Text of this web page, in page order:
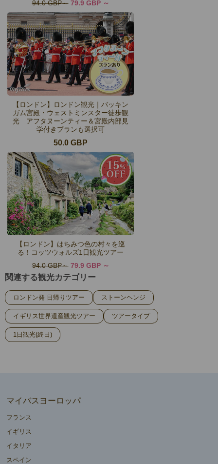
94.0 GBP
79.9 GBP
【ロンドン】ロンドン観光｜バッキン
ガム宮殿・ウェストミンスター徒歩観
光 アフタヌーンティー＆宮殿内部見
学付きプランも選択可
50.0 GBP
【ロンドン】はちみつ色の村々を巡
る！コッツウォルズ1日観光ツアー
94.0 GBP
79.9 GBP
関連する観光カテゴリー
ロンドン発 日帰りツアー ストーンヘンジ
イギリス世界遺産観光ツアー ツアータイプ
1日観光(終日)
マイバスヨーロッパ
フランス
イギリス
イタリア
スペイン